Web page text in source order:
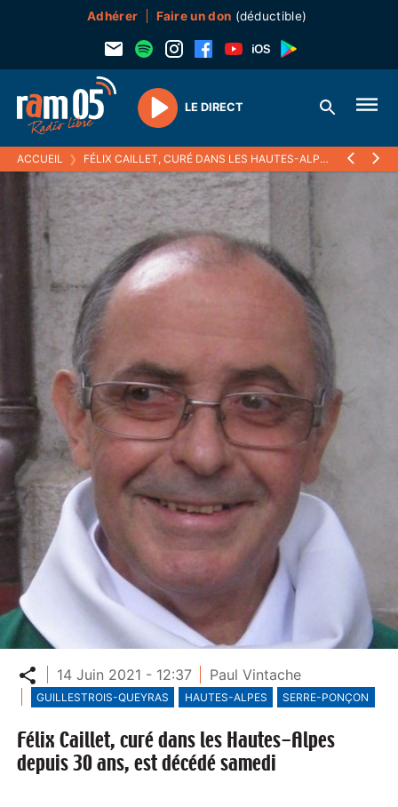
Adhérer Faire un don (déductible)
Play
LE DIRECT
ACCUEIL ❯ FÉLIX CAILLET, CURÉ DANS LES HAUTES-ALPES DEPUIS 30 ANS, EST DÉCÉDÉ SAMEDI
Partager
14 Juin 2021 - 12:37 Paul Vintache
GUILLESTROIS-QUEYRAS HAUTES-ALPES SERRE-PONÇON
Félix Caillet, curé dans les Hautes-Alpes
depuis 30 ans, est décédé samedi